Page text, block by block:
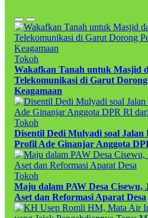
Tokoh
Wakafkan Tanah untuk Masjid
Telekomunikasi di Garut
Keagamaan
Tokoh
Disentil Dedi Mulyadi soal Jalan
Profil Ade Ginanjar Anggota
Tokoh
Maju dalam PAW Desa Cisewu,
Aset dan Reformasi Aparat Desa